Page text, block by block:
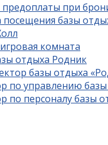
предоплаты при
посещения базы
комната
отдыха Родник
базы отдыха
по управлению
по персоналу базы